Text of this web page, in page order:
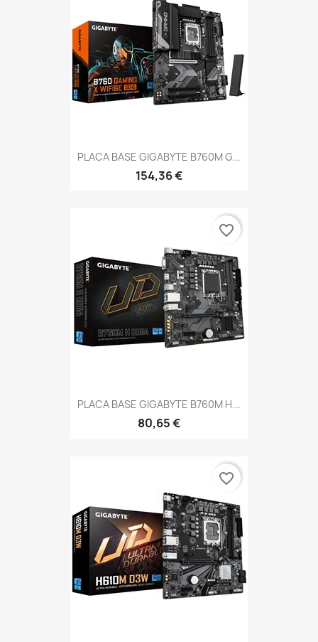
PLACA BASE GIGABYTE B760M G...
154,36 €
PLACA BASE GIGABYTE B760M H...
80,65 €
favorite_border
favorite_border